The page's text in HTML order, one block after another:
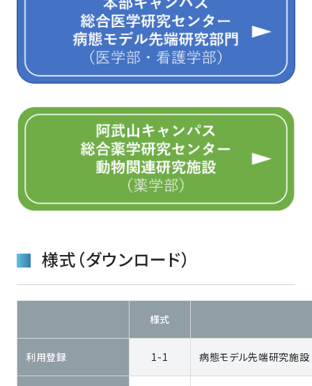
様式（ダウンロード）
様式
利用登録 1-1 病態モデル先端研究施